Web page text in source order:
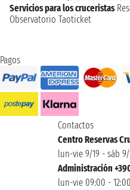
Servicios para los cruceristas
Observatorio Taoticket
Pagos
Contactos
Centro Reservas
lun-vie 9/19 - sáb 9/
Administración
lun-vie 09:00 -